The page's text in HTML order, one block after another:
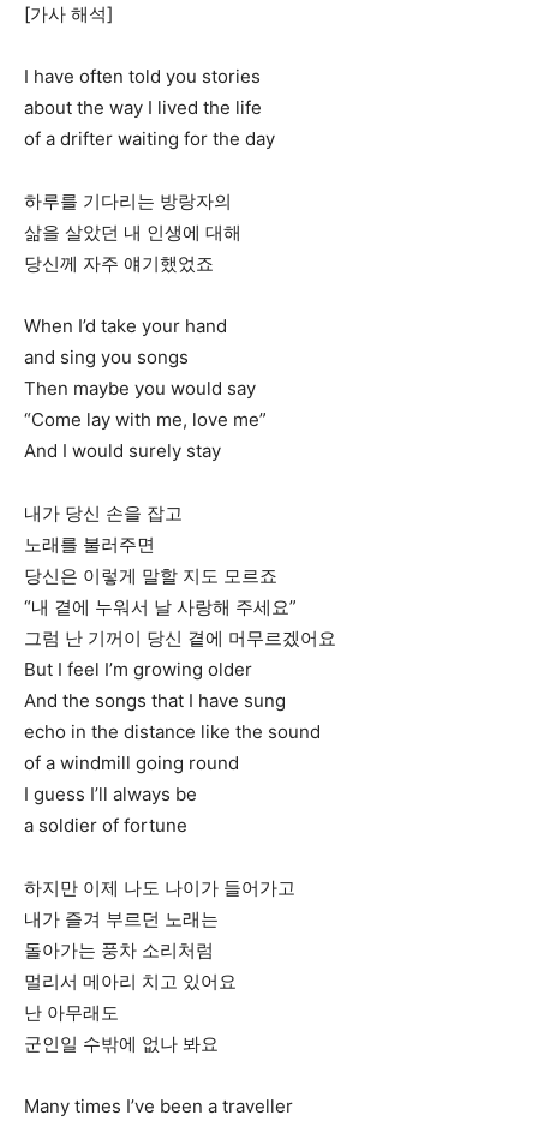
[가사 해석]
I have often told you stories
about the way I lived the life
of a drifter waiting for the day
하루를 기다리는 방랑자의
삶을 살았던 내 인생에 대해
당신께 자주 얘기했었죠
When I’d take your hand
and sing you songs
Then maybe you would say
“Come lay with me, love me”
And I would surely stay
내가 당신 손을 잡고
노래를 불러주면
당신은 이렇게 말할 지도 모르죠
“내 곁에 누워서 날 사랑해 주세요”
그럼 난 기꺼이 당신 곁에 머무르겠어요
But I feel I’m growing older
And the songs that I have sung
echo in the distance like the sound
of a windmill going round
I guess I’ll always be
a soldier of fortune
하지만 이제 나도 나이가 들어가고
내가 즐겨 부르던 노래는
돌아가는 풍차 소리처럼
멀리서 메아리 치고 있어요
난 아무래도
군인일 수밖에 없나 봐요
Many times I’ve been a traveller